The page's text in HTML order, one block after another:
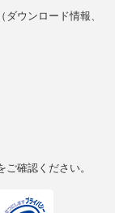
ウンロード情報、
ご確認ください。